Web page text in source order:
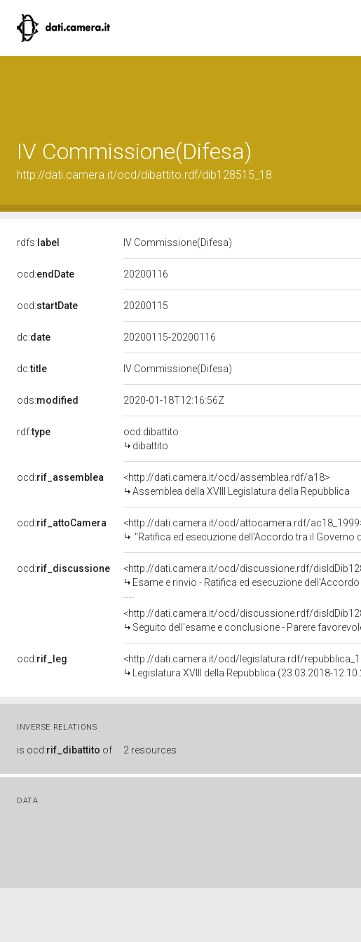
IV Commissione(Difesa)
http://dati.camera.it/ocd/dibattito.rdf/dib128515_18
rdfs: label IV Commissione(Difesa)
ocd:endDate 20200116
ocd:startDate 20200115
dc:date 20200115-20200116
dc:title IV Commissione(Difesa)
ods:modified 2020-01-18T12:16:56Z
rdf:type
ocd:dibattito
dibattito
ocd:rif_assemblea
<http://dati.camera.it/ocd/assemblea.rdf/a18>
Assemblea della XVIII Legislatura della Repubblica
ocd:rif_attoCamera
<http://dati.camera.it/ocd/attocamera.rdf/
"Ratifica ed esecuzione dell'Accordo tra il Governo della
ocd:rif_discussione
<http://dati.camera.it/ocd/discussione.rdf/
Esame e rinvio - Ratifica ed esecuzione dell'Accordo tra il Governo
<http://dati.camera.it/ocd/discussione.rdf/
Seguito dell'esame e conclusione - Parere favorevole - Ratifica ed esecuzione
ocd:rif_leg
<http://dati.camera.it/ocd/legislatura.rdf/
Legislatura XVIII della Repubblica (23.03.2018-
INVERSE RELATIONS
is ocd:rif_dibattito of 2 resources
DATA